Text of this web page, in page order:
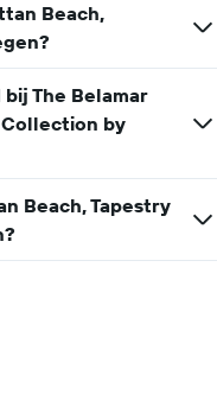
Beach,
The Belamar
by
Beach, Tapestry